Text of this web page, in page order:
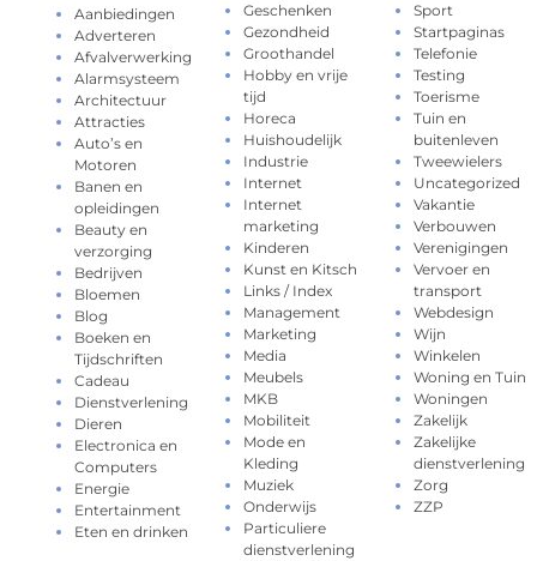
Aanbiedingen
Adverteren
Afvalverwerking
Alarmsysteem
Architectuur
Attracties
Auto’s en
Motoren
Banen en
opleidingen
Beauty en
verzorging
Bedrijven
Bloemen
Blog
Boeken en
Tijdschriften
Cadeau
Dienstverlening
Dieren
Electronica en
Computers
Energie
Entertainment
Eten en drinken
Geschenken
Gezondheid
Groothandel
Hobby en vrije
tijd
Horeca
Huishoudelijk
Industrie
Internet
Internet
marketing
Kinderen
Kunst en Kitsch
Links / Index
Management
Marketing
Media
Meubels
MKB
Mobiliteit
Mode en
Kleding
Muziek
Onderwijs
Particuliere
dienstverlening
Sport
Startpaginas
Telefonie
Testing
Toerisme
Tuin en
buitenleven
Tweewielers
Uncategorized
Vakantie
Verbouwen
Verenigingen
Vervoer en
transport
Webdesign
Wijn
Winkelen
Woning en Tuin
Woningen
Zakelijk
Zakelijke
dienstverlening
Zorg
ZZP